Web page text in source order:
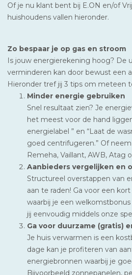
Of je nu klant bent bij E.ON en/of
huishoudens vallen hieronder.
Zo bespaar je op gas en stroom
Is jouw energierekening hoog? De
verminderen kan door bewust een
Hieronder tref jij 3 tips om meteen
Minder energie gebruiken
Snel resultaat zien? Je
het meest voor de hand
energielabel ” en “Laat de
goed centrifugeren.” Of
Remeha, Vaillant, AWB, Atag
Aanbieders vergelijken en
Structureel overstappen van
aan te raden! Ga voor een
waarbij je een
jij eenvoudig middels onze
Ga voor duurzame (gratis)
Je huis verwarmen is een
dage kan je profiteren van
energiebronnen waarbij je
Bijvoorbeeld zonnepanelen,